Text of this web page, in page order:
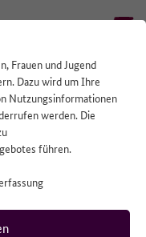
Quatschen oder
Frauen und Jugend
Dazu wird um Ihre
Nutzungsinformationen
werden. Die
führen.